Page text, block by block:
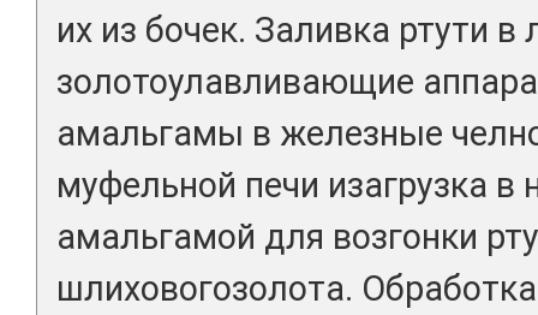
их из бочек. Заливка ртути в
золотоулавливающие
амальгамы в железные
муфельной печи изагрузка в
амальгамой для возгонки
шлиховогозолота.